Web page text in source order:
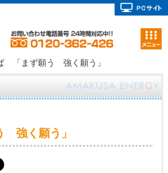
「まず願う 強く願う」
強く願う」